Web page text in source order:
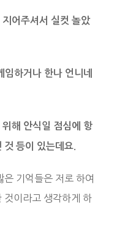
어주셔서 실컷 놀았
하거나 한나 언니네
해 안식일 점심에 항
등이 있는데요.
은 기억들은 저로 하여
것이라고 생각하게 하